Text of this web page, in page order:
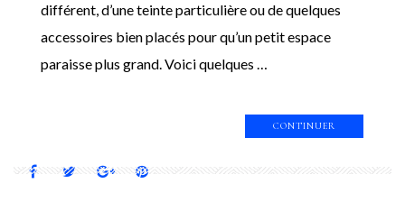
différent, d’une teinte particulière ou de quelques
accessoires bien placés pour qu’un petit espace
paraisse plus grand. Voici quelques …
CONTINUER